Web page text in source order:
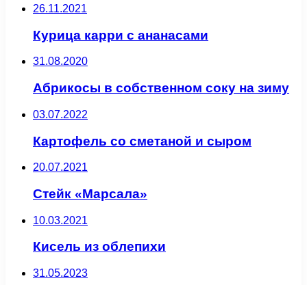
26.11.2021
Курица карри с ананасами
31.08.2020
Абрикосы в собственном соку на зиму
03.07.2022
Картофель со сметаной и сыром
20.07.2021
Стейк «Марсала»
10.03.2021
Кисель из облепихи
31.05.2023